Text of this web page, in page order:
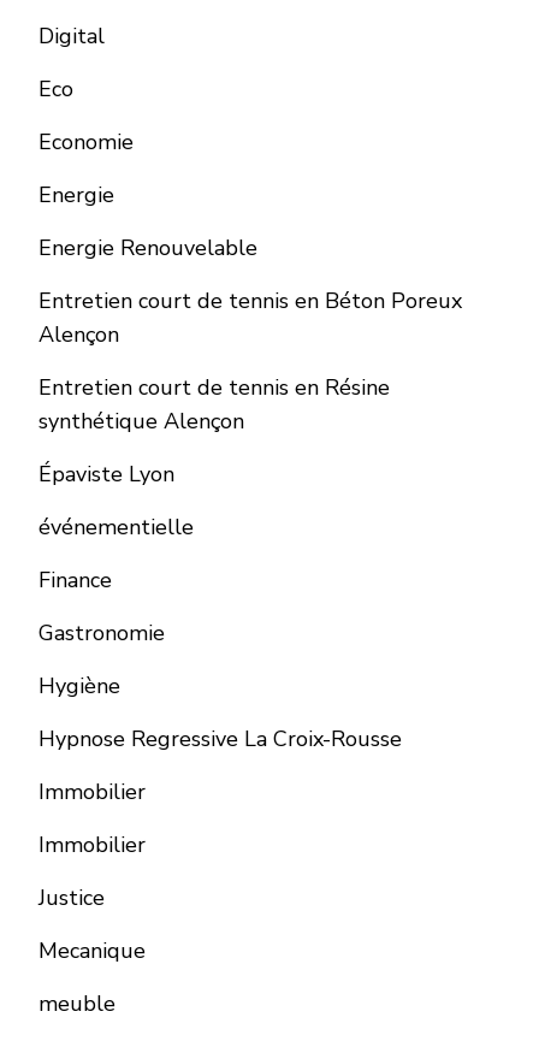
Digital
Eco
Economie
Energie
Energie Renouvelable
Entretien court de tennis en Béton Poreux
Alençon
Entretien court de tennis en Résine
synthétique Alençon
Épaviste Lyon
événementielle
Finance
Gastronomie
Hygiène
Hypnose Regressive La Croix-Rousse
Immobilier
Immobilier
Justice
Mecanique
meuble